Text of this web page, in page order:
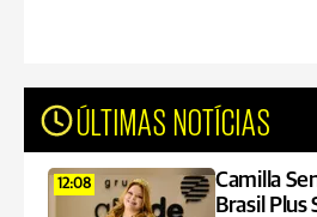
ÚLTIMAS NOTÍCIAS
12:08
Camilla
Brasil Plus